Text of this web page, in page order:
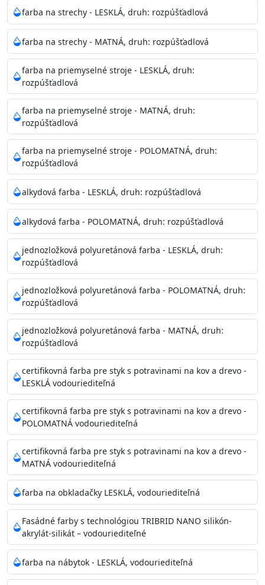
Neaplikujte pri teplote pod 5°C a nad teplotu 35°C alebo
pri relatívnej vlhkosti nad 80%.
Nepoužitá farba vyžaduje špeciálne zaobchádzanie na
bezpečnú likvidáciu.
Riedenie: do 10% vodou, podľa spôsobu aplikácie
Doba schnutia na dotyk
Doba na druhý náter: 3-4 hodiny
Balenie : 750ml, 1l, 3l, 9l, 15l
Výdatnosť na jednu vrstvu
Aplikácia: štetec, valček, striekacia pištoľ
Povrchová úprava: 1
Je možné tónovať v systéme Colorfull: áno
Merná hmotnosť : 1,54 ± 0,02 Kg / L (ISO 2811)
Čistenie: vodou
Príprava povrchu
Povrchy musia byť hladké, čisté, suché, zbavené prachu,
mastnoty, solí a materiálov so zlou priľnavosťou. Otvory
alebo trhliny vyplňte
akrylovým tmelom Acrylic putty, Visto alebo Acrylic light
putty a prebrúste. Nové alebo porézne povrchy natreté
menej kvalitnými farbami
vždy penetrujte. Odporúčané penetračné nátery
Acrylan Unco, Gypsum board alebo Vitex Primer 100% a
na škvrny použite Blanco eco
riediteľné vodou.
Skladovanie
48 mesiacov v orig. uzavretých obaloch medzi 5°C až
25°C
farba na strechy - LESKLÁ, druh: rozpúšťadlová
farba na strechy - MATNÁ, druh: rozpúšťadlová
farba na priemyselné stroje - LESKLÁ, druh:
rozpúšťadlová
farba na priemyselné stroje - MATNÁ, druh:
rozpúšťadlová
farba na priemyselné stroje - POLOMATNÁ, druh:
rozpúšťadlová
alkydová farba - LESKLÁ, druh: rozpúšťadlová
alkydová farba - POLOMATNÁ, druh: rozpúšťadlová
jednozložková polyuretánová farba - LESKLÁ, druh:
rozpúšťadlová
jednozložková polyuretánová farba - POLOMATNÁ, druh:
rozpúšťadlová
jednozložková polyuretánová farba - MATNÁ, druh:
rozpúšťadlová
certifikovná farba pre styk s potravinami na kov a drevo -
LESKLÁ vodouriediteľná
certifikovná farba pre styk s potravinami na kov a drevo -
POLOMATNÁ vodouriediteľná
certifikovná farba pre styk s potravinami na kov a drevo -
MATNÁ vodouriediteľná
farba na obkladačky LESKLÁ, vodouriediteľná
Fasádné farby s technológiou TRIBRID NANO silikón-
akrylát-silikát – vodouriediteľné
farba na nábytok - LESKLÁ, vodouriediteľná